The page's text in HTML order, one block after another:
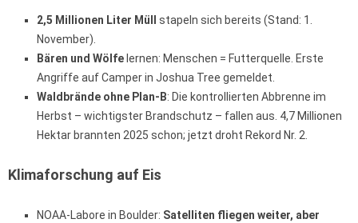
2,5 Millionen Liter Müll
stapeln sich bereits (Stand: 1.
November).
Bären und Wölfe lernen: Menschen = Futterquelle. Erste
Angriffe auf Camper in Joshua Tree gemeldet.
Waldbrände ohne Plan-B: Die kontrollierten Abbrenne im
Herbst – wichtigster Brandschutz – fallen aus. 4,7 Millionen
Hektar brannten 2025 schon; jetzt droht Rekord Nr. 2.
Klimaforschung auf Eis
NOAA-Labore in Boulder: Satelliten fliegen weiter, aber